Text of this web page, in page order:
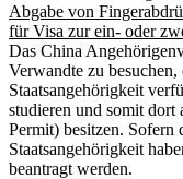
Abgabe von
für Visa zur ein- oder
Das China
Verwandte zu
Staatsangehörigkeit
studieren und somit dort
Permit) besitzen. Sofern
Staatsangehörigkeit
beantragt werden.